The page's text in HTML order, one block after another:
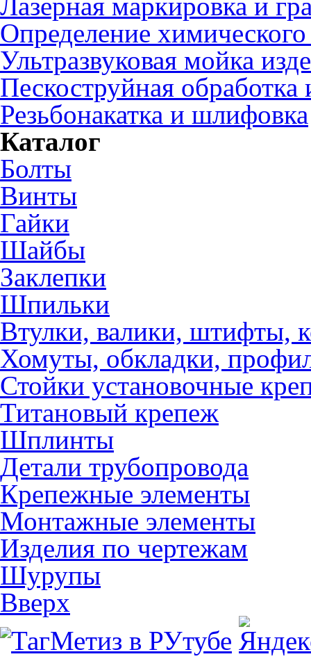
Определение химического
Ультразвуковая мойка
Пескоструйная обработка
Резьбонакатка и шлифовка
Каталог
Болты
Винты
Гайки
Шайбы
Заклепки
Шпильки
Втулки, валики, штифты,
Хомуты, обкладки,
Стойки установочные
Титановый крепеж
Шплинты
Детали трубопровода
Крепежные элементы
Монтажные элементы
Изделия по чертежам
Шурупы
Вверх